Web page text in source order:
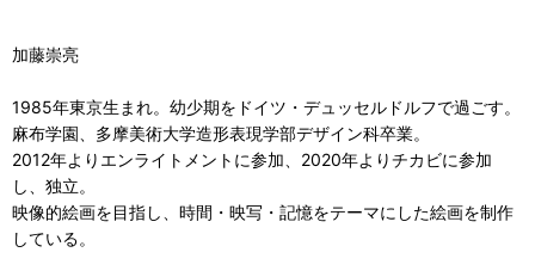
加藤崇亮
1985年東京生まれ。幼少期をドイツ・デュッセルドルフで過ごす。
麻布学園、多摩美術大学造形表現学部デザイン科卒業。
2012年よりエンライトメントに参加、2020年よりチカビに参加
し、独立。
映像的絵画を目指し、時間・映写・記憶をテーマにした絵画を制作
している。